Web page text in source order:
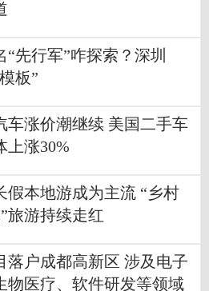
“先行军”咋探索？深圳
板”
车涨价潮继续 美国二手车
上涨30%
假本地游成为主流 “乡村
旅游持续走红
落户成都高新区 涉及电子
物医疗、软件研发等领域